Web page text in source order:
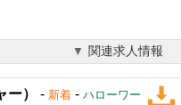
関連求人情報
） - 新着 - ハローワー